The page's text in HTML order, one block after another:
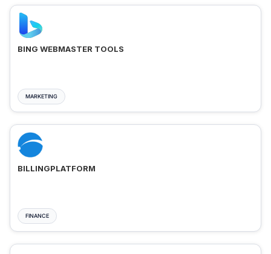
BING WEBMASTER TOOLS
MARKETING
BILLINGPLATFORM
FINANCE